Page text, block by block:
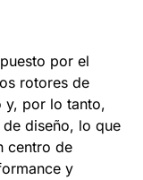
por el
rotores de
y, por lo tanto,
diseño, lo que
centro de
y